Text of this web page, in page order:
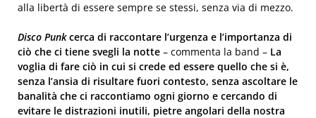
alla libertà di essere sempre se stessi, senza via di mezzo.
Disco Punkcerca di raccontare l’urgenza e l’importanza di
ciò che ci tiene svegli la notte – commenta la band – La
voglia di fare ciò in cui si crede ed essere quello che si è,
senza l’ansia di risultare fuori contesto, senza ascoltare le
banalità che ci raccontiamo ogni giorno e cercando di
evitare le distrazioni inutili, pietre angolari della nostra